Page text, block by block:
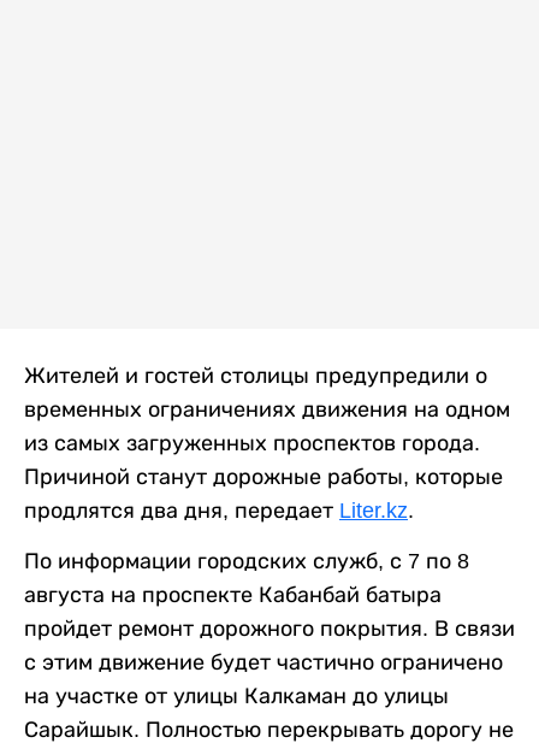
Жителей и гостей столицы предупредили о
временных ограничениях движения на одном
из самых загруженных проспектов города.
Причиной станут дорожные работы, которые
продлятся два дня, передает Liter.kz.
По информации городских служб, с 7 по 8
августа на проспекте Кабанбай батыра
пройдет ремонт дорожного покрытия. В связи
с этим движение будет частично ограничено
на участке от улицы Калкаман до улицы
Сарайшык. Полностью перекрывать дорогу не